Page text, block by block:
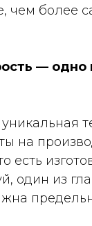
чем более
— одно
на
есть
один из